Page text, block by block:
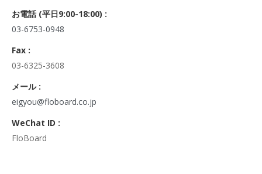
株式会社FloBoard 個人情報問合せ窓口
〒101-0031 東京都千代田区東神田二丁目7番4-305
メールアドレス: info@floboard.co.jp TEL: 03-6753-0948
ールデンウィークを除く)
6. 個人情報における任意性について
個人情報のご提供は、ご本人の任意です。ただし、必須項目を
ご入力頂けない場合は本フォームをご利用頂けませんので、ご
了承ください。
お電話 (平日9:00-18:00) :
03-6753-0948
Fax :
03-6325-3608
メール :
eigyou@floboard.co.jp
WeChat ID :
FloBoard